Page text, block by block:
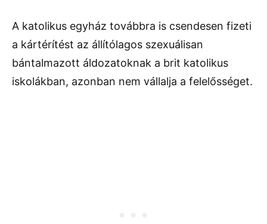
A katolikus egyház továbbra is csendesen fizeti
a kártérítést az állítólagos szexuálisan
bántalmazott áldozatoknak a brit katolikus
iskolákban, azonban nem vállalja a felelősséget.